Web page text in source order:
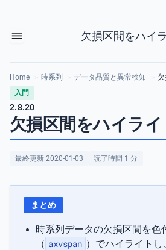
欠損区間をハイ
Home 時系列 データ品質と異常検知
入門
2.8.20
欠損区間をハイライ
最終更新 2020-01-03 読了時間 1 分
まとめ
時系列データの欠損区間を色
（ axvspan ）でハイライト